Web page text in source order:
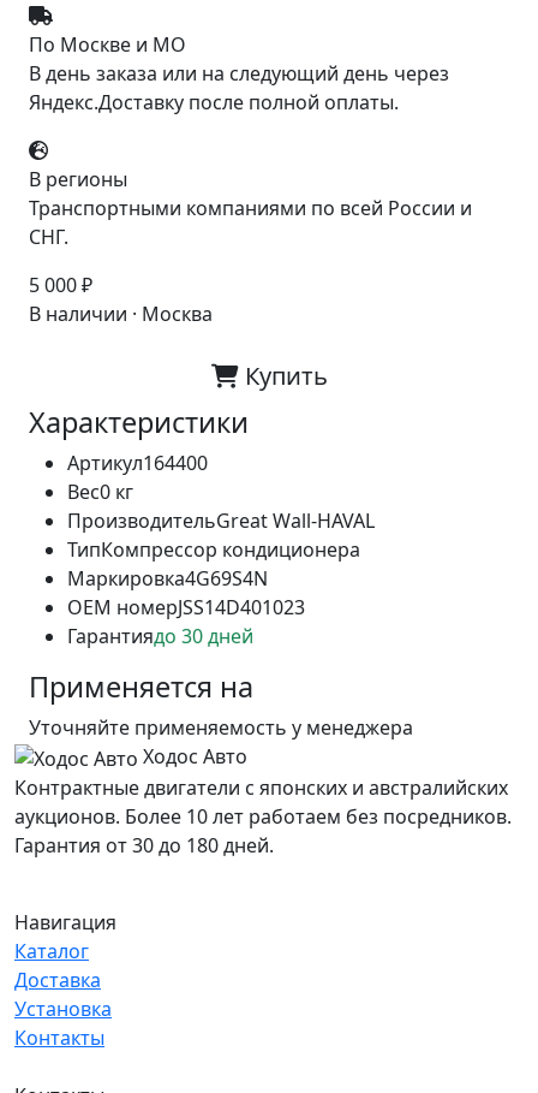
По Москве и МО
В день заказа или на следующий день через
Яндекс.Доставку после полной оплаты.
В регионы
Транспортными компаниями по всей России и
СНГ.
5 000 ₽
В наличии · Москва
Купить
Характеристики
Артикул164400
Вес0 кг
ПроизводительGreat Wall-HAVAL
ТипКомпрессор кондиционера
Маркировка4G69S4N
OEM номерJSS14D401023
Гарантиядо 30 дней
Применяется на
Уточняйте применяемость у менеджера
Ходос Авто
Контрактные двигатели с японских и австралийских
аукционов. Более 10 лет работаем без посредников.
Гарантия от 30 до 180 дней.
Навигация
Каталог
Доставка
Установка
Контакты